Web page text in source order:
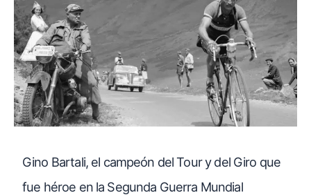
Gino Bartali, el campeón del Tour y del Giro que
fue héroe en la Segunda Guerra Mundial